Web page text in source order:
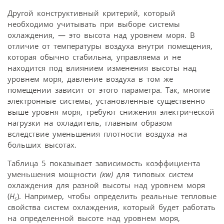
Другой конструктивный критерий, который
необходимо учитывать при выборе системы
охлаждения, — это высота над уровнем моря. В
отличие от температуры воздуха внутри помещения,
которая обычно стабильна, управляема и не
находится под влиянием изменения высоты над
уровнем моря, давление воздуха в том же
помещении зависит от этого параметра. Так, многие
электронные системы, установленные существенно
выше уровня моря, требуют снижения электрической
нагрузки на охладитель, главным образом
вследствие уменьшения плотности воздуха на
больших высотах.
Таблица 5 показывает зависимость коэффициента
уменьшения мощности (кw) для типовых систем
охлаждения для разной высоты над уровнем моря
(Hs). Например, чтобы определить реальные тепловые
свойства систем охлаждения, который будет работать
на определенной высоте над уровнем моря,